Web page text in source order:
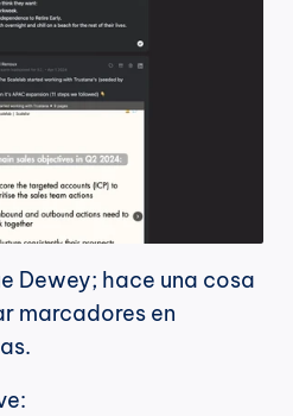
Dewey; hace una cosa
marcadores en